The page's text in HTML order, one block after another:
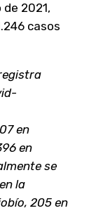
2021,
casos
en
en
se
la
205 en